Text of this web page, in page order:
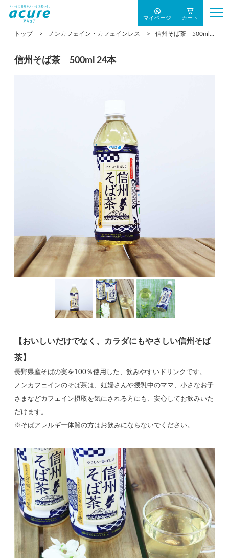
マイページ カート
トップ ノンカフェイン・カフェインレス
信州そば茶 500ml 24本
【おいしいだけでなく、カラダにもやさしい信州そば
茶】
長野県産そばの実を100％使用した、飲みやすいドリンクです。
ノンカフェインのそば茶は、妊婦さんや授乳中のママ、小さなお子
さまなどカフェイン摂取を気にされる方にも、安心してお飲みいた
だけます。
※そばアレルギー体質の方はお飲みにならないでください。